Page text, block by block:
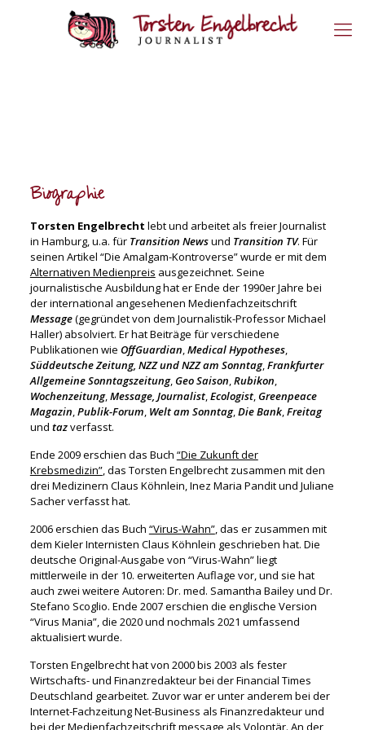
Biographie
Torsten Engelbrecht lebt und arbeitet als freier Journalist
in Hamburg, u.a. für Transition Newsund Transition TV. Für
seinen Artikel “Die Amalgam-Kontroverse”wurde er mit dem
Alternativen Medienpreis ausgezeichnet. Seine
journalistische Ausbildung hat er Ende der 1990er Jahre bei
der international angesehenen Medienfachzeitschrift
Message(gegründet von dem Journalistik-Professor Michael
Haller) absolviert. Er hat Beiträge für verschiedene
Publikationen wie OffGuardian,Medical Hypotheses,
Süddeutsche Zeitung, NZZ und NZZ am Sonntag,Frankfurter
Allgemeine Sonntagszeitung,Geo Saison,Rubikon,
Wochenzeitung,Message, Journalist,Ecologist,Greenpeace
Magazin,Publik-Forum,Welt am Sonntag,Die Bank,Freitag
und tazverfasst.
Ende 2009 erschien das Buch “Die Zukunft der
Krebsmedizin”, das Torsten Engelbrecht zusammen mit den
drei Medizinern Claus Köhnlein, Inez Maria Pandit und Juliane
Sacher verfasst hat.
2006 erschien das Buch “Virus-Wahn”, das er zusammen mit
dem Kieler Internisten Claus Köhnlein geschrieben hat. Die
deutsche Original-Ausgabe von “Virus-Wahn” liegt
mittlerweile in der 10. erweiterten Auflage vor, und sie hat
auch zwei weitere Autoren: Dr. med. Samantha Bailey und Dr.
Stefano Scoglio. Ende 2007 erschien die englische Version
“Virus Mania”, die 2020 und nochmals 2021 umfassend
aktualisiert wurde.
Torsten Engelbrecht hat von 2000 bis 2003 als fester
Wirtschafts- und Finanzredakteur bei der Financial Times
Deutschland gearbeitet. Zuvor war er unter anderem bei der
Internet-Fachzeitung Net-Business als Finanzredakteur und
bei der Medienfachzeitschrift message als Volontär. An der